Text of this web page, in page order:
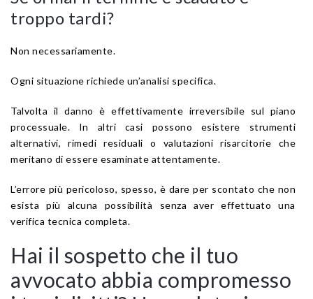
troppo tardi?
Non necessariamente.
Ogni situazione richiede un’analisi specifica.
Talvolta il danno è effettivamente irreversibile sul piano
processuale. In altri casi possono esistere strumenti
alternativi, rimedi residuali o valutazioni risarcitorie che
meritano di essere esaminate attentamente.
L’errore più pericoloso, spesso, è dare per scontato che non
esista più alcuna possibilità senza aver effettuato una
verifica tecnica completa.
Hai il sospetto che il tuo
avvocato abbia compromesso